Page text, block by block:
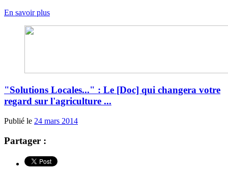
En savoir plus
"Solutions Locales..." : Le [Doc] qui changera votre
regard sur l'agriculture ...
Publié le 24 mars 2014
Partager :